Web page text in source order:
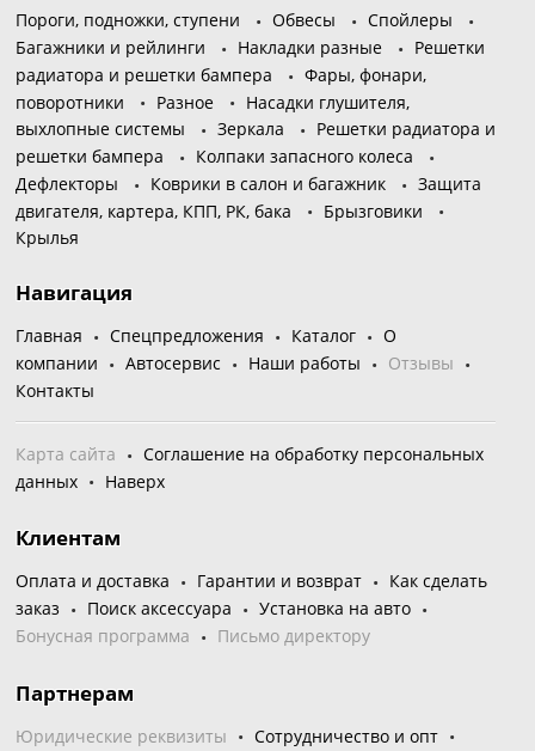
Пороги, подножки, ступени Обвесы
Спойлеры
Багажники и рейлинги
Накладки разные
Решетки
радиатора и решетки бампера
Фары, фонари,
поворотники
Разное
Насадки глушителя,
выхлопные системы
Зеркала
Решетки радиатора и
решетки бампера
Колпаки запасного колеса
Дефлекторы
Коврики в салон и багажник
Защита
двигателя, картера, КПП, РК, бака
Брызговики
Крылья
Навигация
Главная Спецпредложения Каталог
О
компании
Автосервис Наши работы
Отзывы
Контакты
Карта сайта
Соглашение на обработку персональных
данных
Наверх
Клиентам
Оплата и доставка Гарантии и возврат
Как сделать
заказ
Поиск аксессуара
Установка на авто
Бонусная программа
Письмо директору
Партнерам
Юридические реквизиты Сотрудничество и опт